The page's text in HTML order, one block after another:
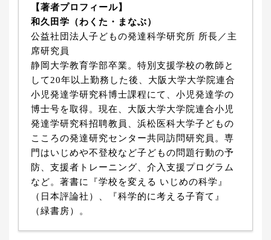
【著者プロフィール】
和久田学（わくた・まなぶ）
公益社団法人子どもの発達科学研究所 所長／主
席研究員
静岡大学教育学部卒業。特別支援学校の教師と
して20年以上勤務した後、大阪大学大学院連合
小児発達学研究科博士課程にて、小児発達学の
博士号を取得。現在、大阪大学大学院連合小児
発達学研究科招聘教員、浜松医科大学子どもの
こころの発達研究センター共同訪問研究員。専
門はいじめや不登校など子どもの問題行動の予
防、支援者トレーニング、介入支援プログラム
など。著書に『学校を変える いじめの科学』
（日本評論社）、『科学的に考える子育て』
（緑書房）。